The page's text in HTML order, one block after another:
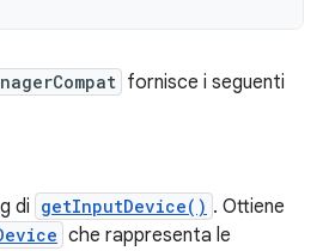
fornisce i seguenti
di getInputDevice() . Ottiene
che rappresenta le